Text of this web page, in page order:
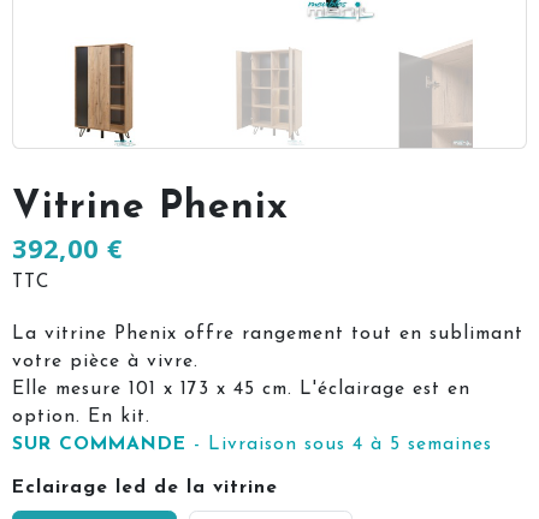
Vitrine Phenix
392,00 €
TTC
La vitrine Phenix offre rangement tout en sublimant
votre pièce à vivre.
Elle mesure 101 x 173 x 45 cm. L'éclairage est en
option. En kit.
SUR COMMANDE - Livraison sous 4 à 5 semaines
Eclairage led de la vitrine